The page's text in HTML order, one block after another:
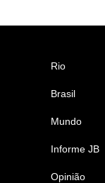
Rio
Brasil
Mundo
Informe JB
Opinião